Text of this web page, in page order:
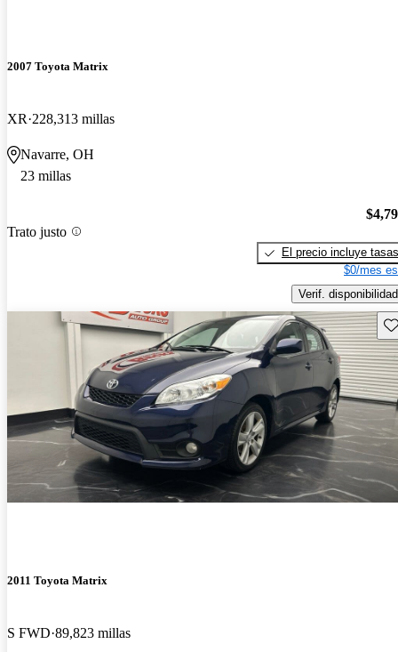
2007 Toyota Matrix
XR 228,313 millas
Navarre, OH
23 millas
Trato justo
El precio incluye tasas
$0/mes
Verif. disponibilidad
2011 Toyota Matrix
S FWD 89,823 millas